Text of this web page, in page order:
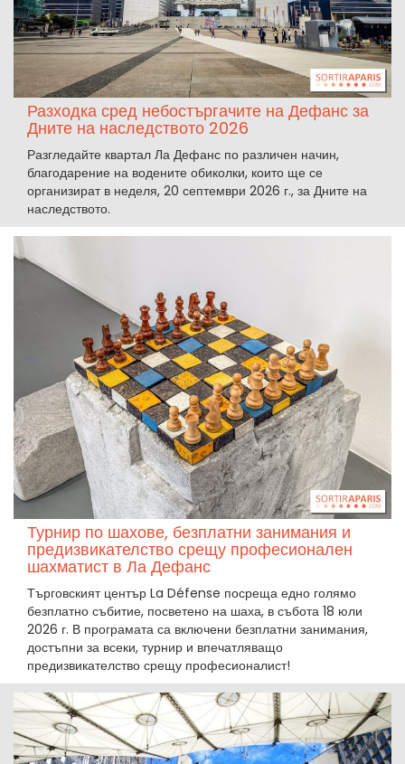
Разходка сред небостъргачите на Дефанс за
Дните на наследството 2026
Разгледайте квартал Ла Дефанс по различен начин,
благодарение на водените обиколки, които ще се
организират в неделя, 20 септември 2026 г., за Дните на
наследството.
Турнир по шахове, безплатни занимания и
предизвикателство срещу професионален
шахматист в Ла Дефанс
Търговският център La Défense посреща едно голямо
безплатно събитие, посветено на шаха, в събота 18 юли
2026 г. В програмата са включени безплатни занимания,
достъпни за всеки, турнир и впечатляващо
предизвикателство срещу професионалист!